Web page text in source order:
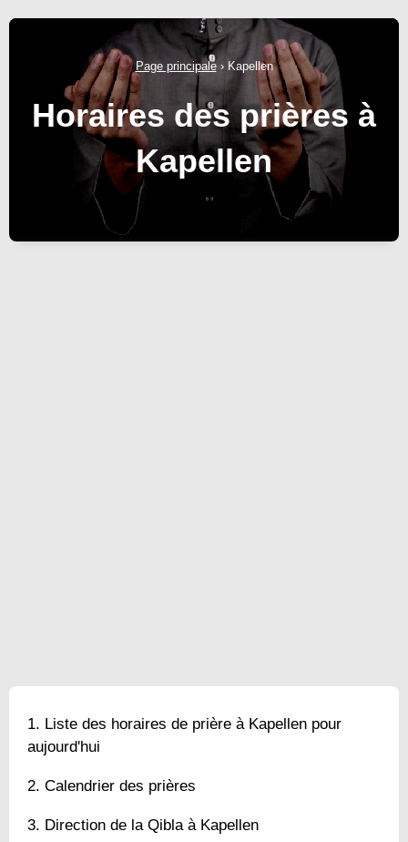
Page principale› Kapellen
Horaires des prières à
Kapellen
Liste des horaires de prière à Kapellen pour
aujourd'hui
Calendrier des prières
Direction de la Qibla à Kapellen